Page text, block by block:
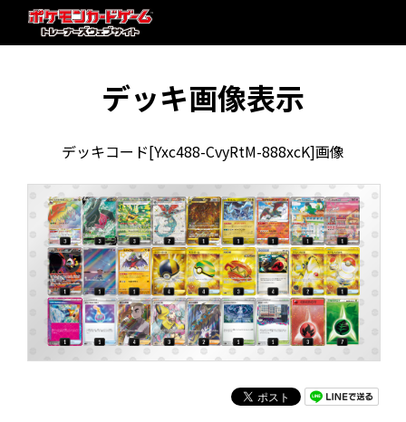
デッキ画像表示
デッキコード[Yxc488-CvyRtM-888xcK]画像